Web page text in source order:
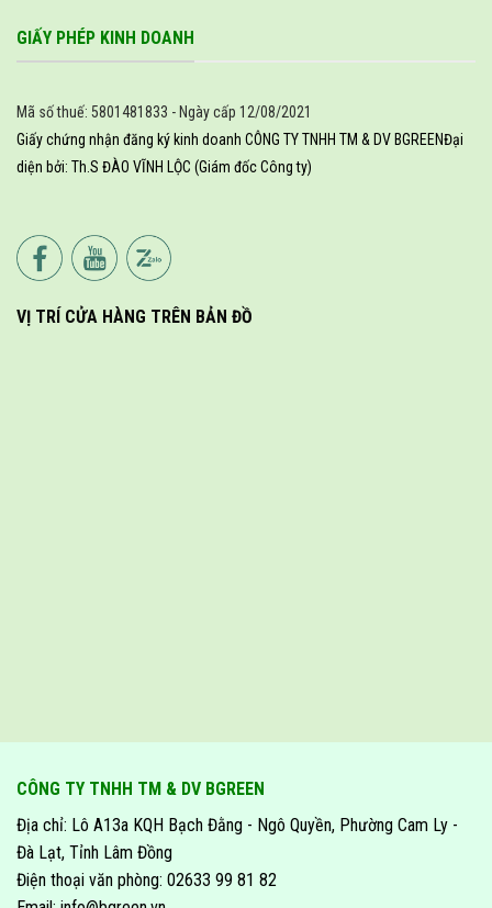
GIẤY PHÉP KINH DOANH
Mã số thuế: 5801481833 - Ngày cấp 12/08/2021
Giấy chứng nhận đăng ký kinh doanh CÔNG TY TNHH TM & DV BGREENĐại
diện bởi: Th.S ĐÀO VĨNH LỘC (Giám đốc Công ty)
VỊ TRÍ CỬA HÀNG TRÊN BẢN ĐỒ
CÔNG TY TNHH TM & DV BGREEN
Địa chỉ: Lô A13a KQH Bạch Đằng - Ngô Quyền, Phường Cam Ly -
Đà Lạt, Tỉnh Lâm Đồng
Điện thoại văn phòng: 02633 99 81 82